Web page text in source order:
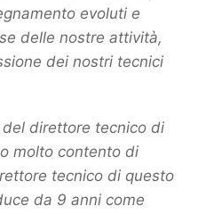
evoluti e
delle nostre attività,
dei nostri tecnici
direttore tecnico di
molto contento di
tecnico di questo
da 9 anni come